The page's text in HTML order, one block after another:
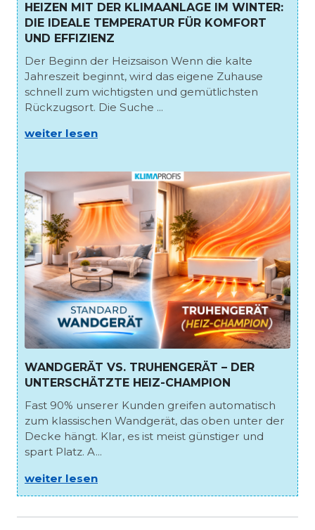
HEIZEN MIT DER KLIMAANLAGE IM WINTER:
DIE IDEALE TEMPERATUR FÜR KOMFORT
UND EFFIZIENZ
Der Beginn der Heizsaison Wenn die kalte
Jahreszeit beginnt, wird das eigene Zuhause
schnell zum wichtigsten und gemütlichsten
Rückzugsort. Die Suche ...
weiter lesen
WANDGERÄT VS. TRUHENGERÄT – DER
UNTERSCHÄTZTE HEIZ-CHAMPION
Fast 90% unserer Kunden greifen automatisch
zum klassischen Wandgerät, das oben unter der
Decke hängt. Klar, es ist meist günstiger und
spart Platz. A...
weiter lesen